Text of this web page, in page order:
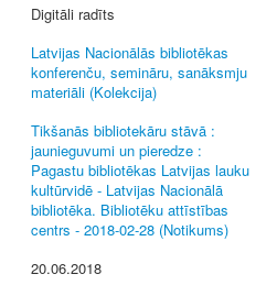
Digitāli radīts
Latvijas Nacionālās bibliotēkas
konferenču, semināru, sanāksmju
materiāli (Kolekcija)
Tikšanās bibliotekāru stāvā :
jaunieguvumi un pieredze :
Pagastu bibliotēkas Latvijas lauku
kultūrvidē - Latvijas Nacionālā
bibliotēka. Bibliotēku attīstības
centrs - 2018-02-28 (Notikums)
20.06.2018